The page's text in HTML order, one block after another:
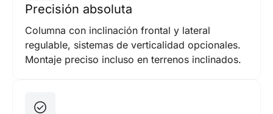
Precisión absoluta
Columna con inclinación frontal y lateral
regulable, sistemas de verticalidad opcionales.
Montaje preciso incluso en terrenos inclinados.